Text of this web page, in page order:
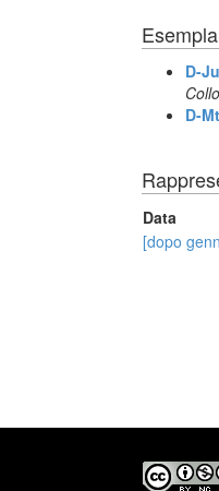
D-Ju
D-
Data
[dopo